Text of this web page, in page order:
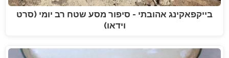
בייקפאקינג אהובתי - סיפור מסע שטח רב יומי (סרט
וידאו)